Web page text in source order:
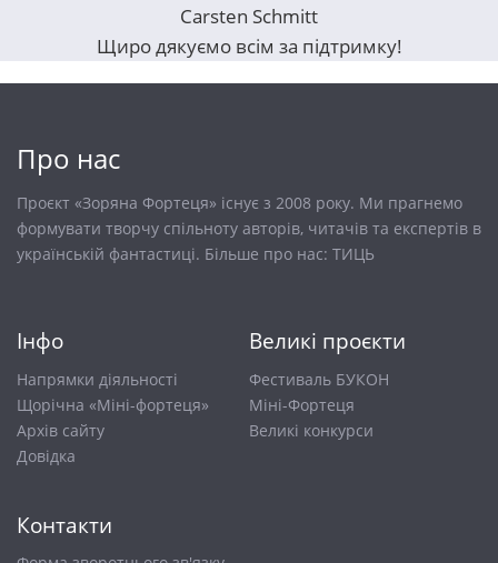
Carsten Schmitt
Щиро дякуємо всім за підтримку!
Про нас
Проєкт «Зоряна Фортеця» існує з 2008 року. Ми прагнемо
формувати творчу спільноту авторів, читачів та експертів в
українській фантастиці. Більше про нас: ТИЦЬ
Інфо
Напрямки діяльності
Щорічна «Міні-фортеця»
Архів сайту
Довiдка
Великі проєкти
Фестиваль БУКОН
Міні-Фортеця
Великі конкурси
Контакти